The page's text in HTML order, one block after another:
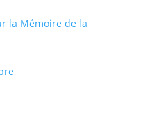
la Mémoire de la